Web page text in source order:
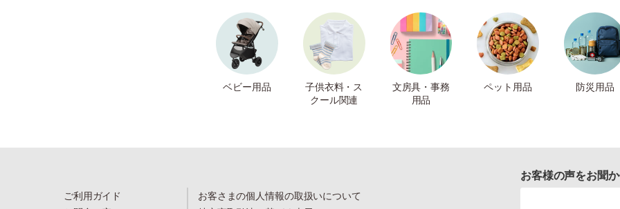
ベビー用品
子供衣料・ス
クール関連
文房具・事務
用品
ペット用品 防災用品
ご利用ガイド
お客さまの個人情報の取扱いについて
お客様の声をお聞